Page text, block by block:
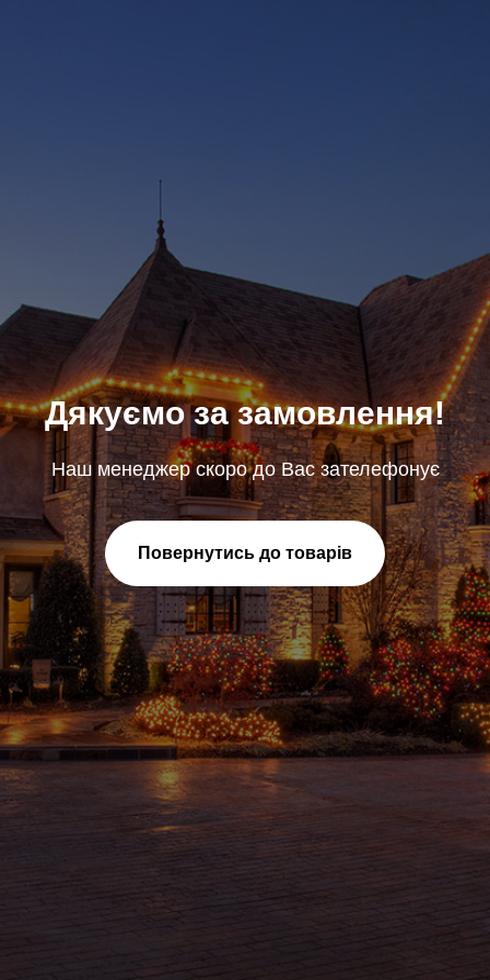
Дякуємо за замовлення!
Наш менеджер скоро до Вас зателефонує
Повернутись до товарів